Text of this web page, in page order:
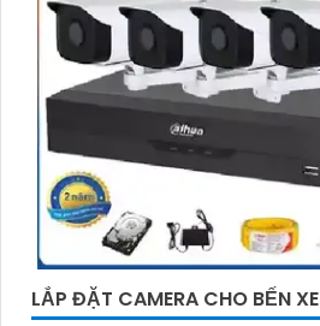
LẮP ĐẶT CAMERA CHO BẾN XE